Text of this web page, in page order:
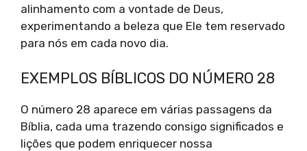
alinhamento com a vontade de Deus,
experimentando a beleza que Ele tem reservado
para nós em cada novo dia.
EXEMPLOS BÍBLICOS DO NÚMERO 28
O número 28 aparece em várias passagens da
Bíblia, cada uma trazendo consigo significados e
lições que podem enriquecer nossa